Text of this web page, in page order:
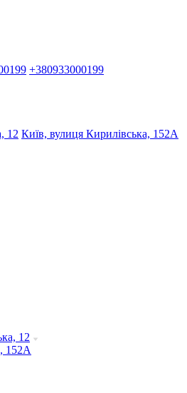
+380933000199
12 Київ, вулиця Кирилівська, 152А
12
152А